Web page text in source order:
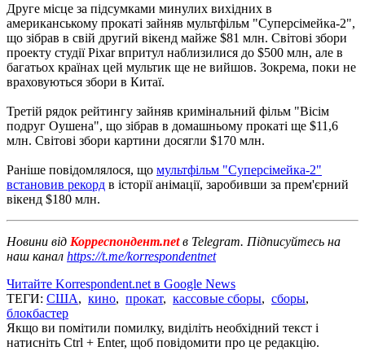
Друге місце за підсумками минулих вихідних в
американському прокаті зайняв мультфільм "Суперсімейка-2",
що зібрав в свій другий вікенд майже $81 млн. Світові збори
проекту студії Pixar впритул наблизилися до $500 млн, але в
багатьох країнах цей мультик ще не вийшов. Зокрема, поки не
враховуються збори в Китаї.
Третій рядок рейтингу зайняв кримінальний фільм "Вісім
подруг Оушена", що зібрав в домашньому прокаті ще $11,6
млн. Світові збори картини досягли $170 млн.
Раніше повідомлялося, що мультфільм "Суперсімейка-2"
встановив рекорд в історії анімації, заробивши за прем'єрний
вікенд $180 млн.
Новини від Корреспондент.netв Telegram. Підписуйтесь на
наш канал https://t.me/korrespondentnet
Читайте Korrespondent.net в Google News
ТЕГИ: США, кино, прокат, кассовые сборы, сборы,
блокбастер
Якщо ви помітили помилку, виділіть необхідний текст і
натисніть Ctrl + Enter, щоб повідомити про це редакцію.